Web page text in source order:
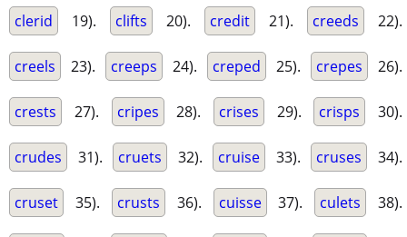
clerid 19). clifts 20). credit 21). creeds 22).
creels 23). creeps 24). creped 25). crepes 26).
crests 27). cripes 28). crises 29). crisps 30).
crudes 31). cruets 32). cruise 33). cruses 34).
cruset 35). crusts 36). cuisse 37). culets 38).